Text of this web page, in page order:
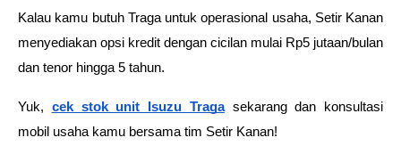
Kalau kamu butuh Traga untuk operasional usaha, Setir Kanan
menyediakan opsi kredit dengan cicilan mulai Rp5 jutaan/bulan
dan tenor hingga 5 tahun.
Yuk, cek stok unit Isuzu Traga sekarang dan konsultasi
mobil usaha kamu bersama tim Setir Kanan!